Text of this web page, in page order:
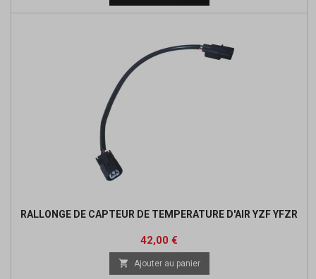
RALLONGE DE CAPTEUR DE TEMPERATURE D'AIR YZF YFZR
Prix
42,00 €
 Ajouter au panier